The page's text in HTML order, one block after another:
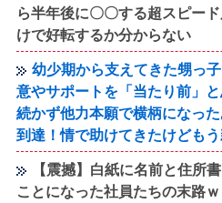
ら半年後に〇〇する超スピー
けで好転するか分からない
幼少期から支えてきた甥っ
意やサポートを「当たり前」
続かず他力本願で横柄になっ
到達！情で助けてきたけども
【震撼】白紙に名前と住所
ことになった社員たちの末路